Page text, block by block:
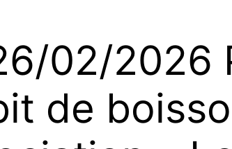
02/2026
de